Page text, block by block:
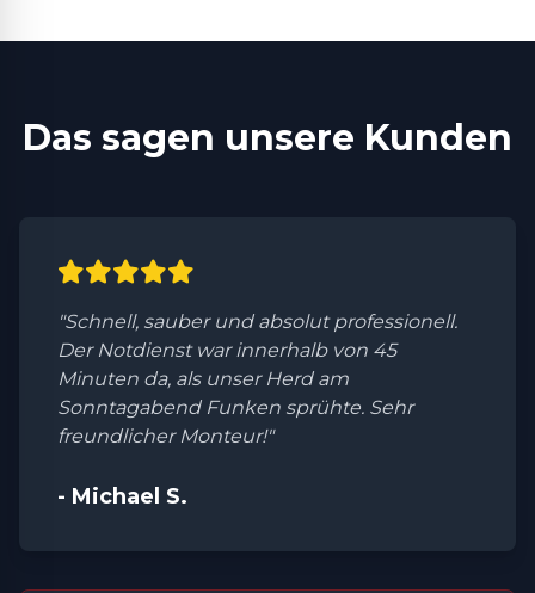
Das sagen unsere Kunden
"Schnell, sauber und absolut professionell.
Der Notdienst war innerhalb von 45
Minuten da, als unser Herd am
Sonntagabend Funken sprühte. Sehr
freundlicher Monteur!"
- Michael S.